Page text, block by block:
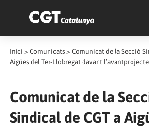
Inici > Comunicats > Comunicat de la Secció
Aigües del Ter-Llobregat davant
Comunicat de la
Sindical de CGT a